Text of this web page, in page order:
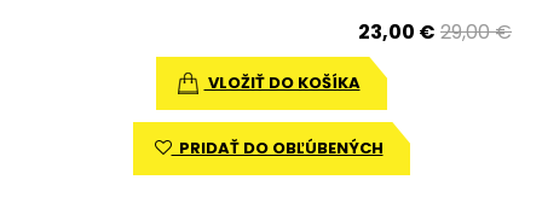
23,00 € 29,00 €
VLOŽIŤ DO KOŠÍKA
PRIDAŤ DO OBĽÚBENÝCH